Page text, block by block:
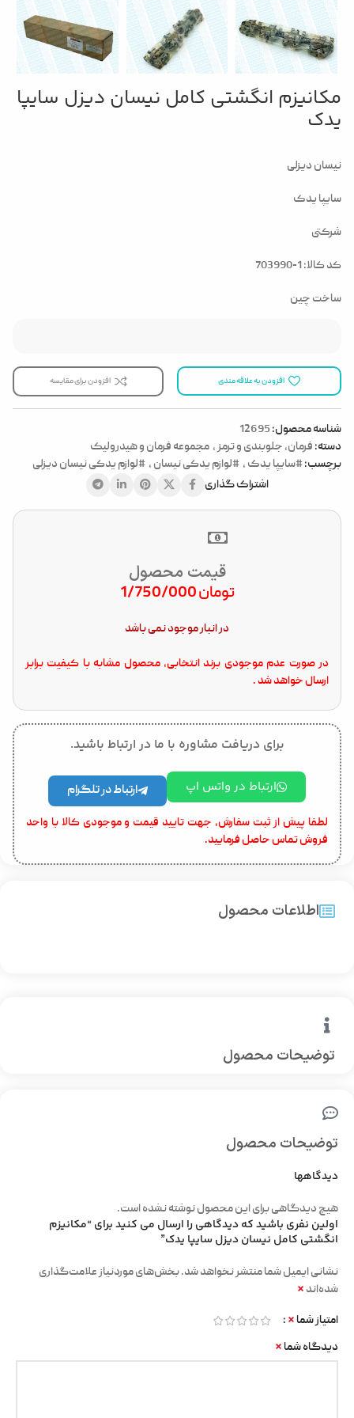
مکانیزم انگشتی کامل نیسان دیزل سایپا
یدک
نیسان دیزلی
سایپا یدک
شرکتی
کد کالا: 1-703990
ساخت چین
افزودن به علاقه مندی افزودن برای مقایسه
شناسه محصول:12695
دسته: فرمان، جلوبندی و ترمز, مجموعه فرمان و هیدرولیک
برچسب:#سایپا یدک , #لوازم یدکی نیسان , #لوازم یدکی نیسان دیزلی
اشتراک گذاری
قیمت محصول
تومان
در انبار موجود نمی باشد
در صورت عدم موجودی برند انتخابی، محصول مشابه با کیفیت برابر
ارسال خواهد شد .
برای دریافت مشاوره با ما در ارتباط باشید.
ارتباط در واتس اپ ارتباط در تلگرام
لطفا پیش از ثبت سفارش، جهت تایید قیمت و موجودی کالا با واحد
فروش تماس حاصل فرمایید.
توضیحات محصول
اطلاعات محصول
توضیحات محصول
دیدگاهها
هیچ دیدگاهی برای این محصول نوشته نشده است.
اولین نفری باشید که دیدگاهی را ارسال می کنید برای “مکانیزم
انگشتی کامل نیسان دیزل سایپا یدک”
نشانی ایمیل شما منتشر نخواهد شد.بخش‌های موردنیاز علامت‌گذاری
شده‌اند *
امتیاز شما *
دیدگاه شما *